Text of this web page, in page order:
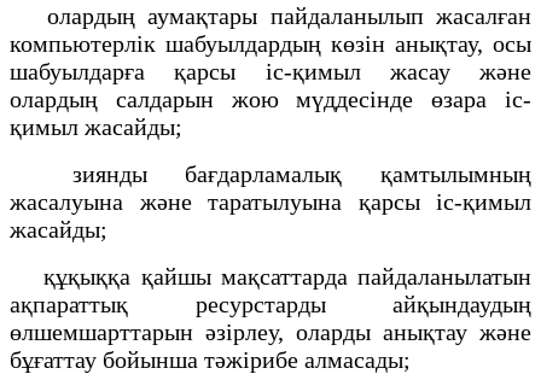
олардың аумақтары пайдаланылып жасалған
компьютерлік шабуылдардың көзін анықтау, осы
шабуылдарға қарсы іс-қимыл жасау және
олардың салдарын жою мүддесінде өзара іс-
қимыл жасайды;
зиянды бағдарламалық қамтылымның
жасалуына және таратылуына қарсы іс-қимыл
жасайды;
құқыққа қайшы мақсаттарда пайдаланылатын
ақпараттық ресурстарды айқындаудың
өлшемшарттарын әзірлеу, оларды анықтау және
бұғаттау бойынша тәжірибе алмасады;